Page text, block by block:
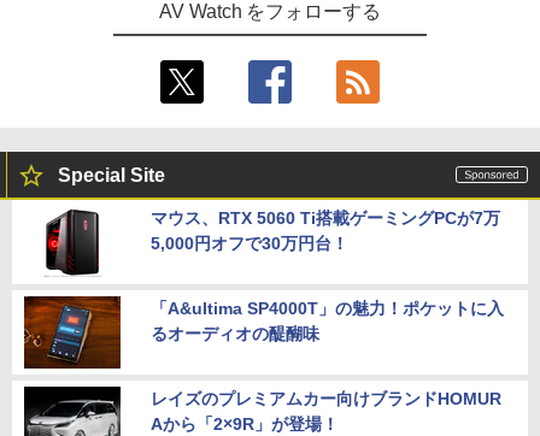
AV Watch をフォローする
Special Site
マウス、RTX 5060 Ti搭載ゲーミングPCが7万
5,000円オフで30万円台！
「A&ultima SP4000T」の魅力！ポケットに入
るオーディオの醍醐味
レイズのプレミアムカー向けブランドHOMUR
Aから「2×9R」が登場！